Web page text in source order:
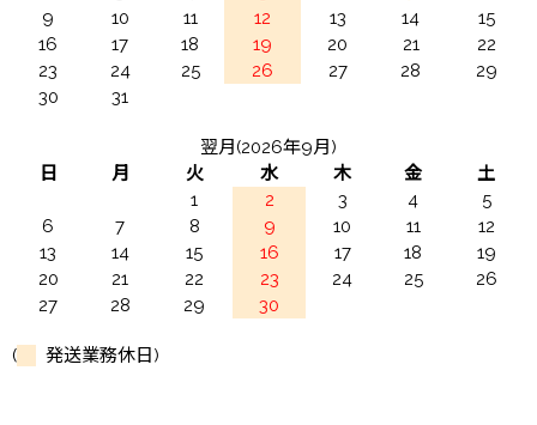
9
10 11 12 13 14
15
16
17 18 19 20 21
22
23
24 25 26 27 28
29
30
31
翌月(2026年9月)
日
月 火 水 木 金
土
1
2 3 4
5
6
7 8 9 10 11
12
13
14 15 16 17 18
19
20
21 22 23 24 25
26
27
28 29 30
( 発送業務休日)